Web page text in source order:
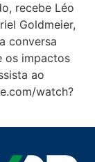
recebe Léo
Goldmeier,
conversa
os impactos
ao
watch?